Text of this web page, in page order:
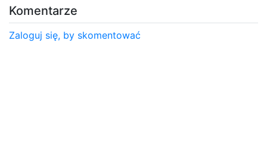
Komentarze
Zaloguj się, by skomentować